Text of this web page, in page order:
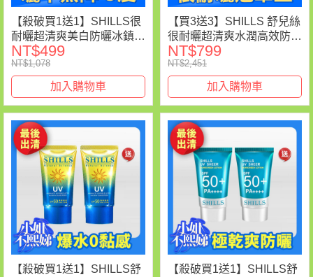
【殺破買1送1】SHILLS很
耐曬超清爽美白防曬冰鎮噴
霧(保濕藍)2入
NT$499
NT$1,078
加入購物車
【買3送3】SHILLS 舒兒絲
很耐曬超清爽水潤高效防曬
噴霧
SPF50+★★★★(180ml) 3
入任選 送「防曬凝乳(隨身
版)*3」
NT$799
NT$2,451
加入購物車
【殺破買1送1】SHILLS舒
【殺破買1送1】SHILLS舒